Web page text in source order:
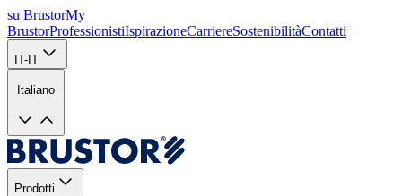
su BrustorMy
BrustorProfessionistiIspirazioneCarriereSostenibilitàContatti
IT-IT
Italiano
Prodotti